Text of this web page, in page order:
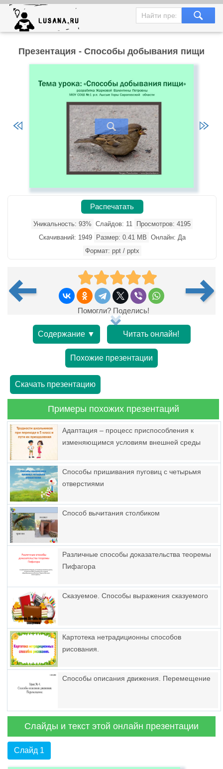
Презентация - Способы добывания пищи
Распечатать
Уникальность: 93% Слайдов: 11
Просмотров: 4195
Скачиваний: 1949
Размер: 0.41 MB Онлайн: Да
Формат: ppt / pptx
Помогли? Поделись!
Содержание ▼ Читать онлайн!
Похожие презентации
Скачать презентацию
Примеры похожих презентаций
Адаптация – процесс приспособления к
изменяющимся условиям внешней среды
Способы пришивания пуговиц с четырьмя
отверстиями
Способ вычитания столбиком
Различные способы доказательства теоремы
Пифагора
Сказуемое. Способы выражения сказуемого
Картотека нетрадиционны способов
рисования.
Способы описания движения. Перемещение
Слайды и текст этой онлайн презентации
Слайд 1